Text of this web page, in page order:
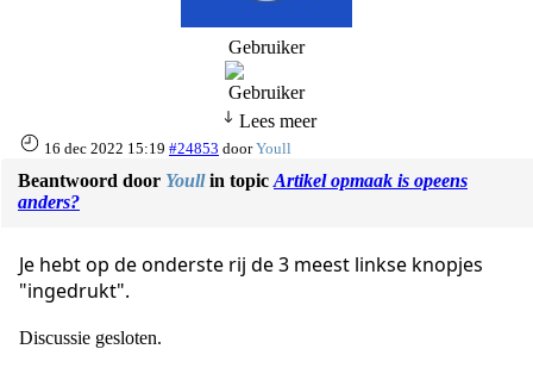
Gebruiker
Lees meer
16 dec 2022 15:19 #24853 doorYoull
Beantwoord door Youllin topicArtikel opmaak is opeens
anders?
Je hebt op de onderste rij de 3 meest linkse knopjes
"ingedrukt".
Discussie gesloten.